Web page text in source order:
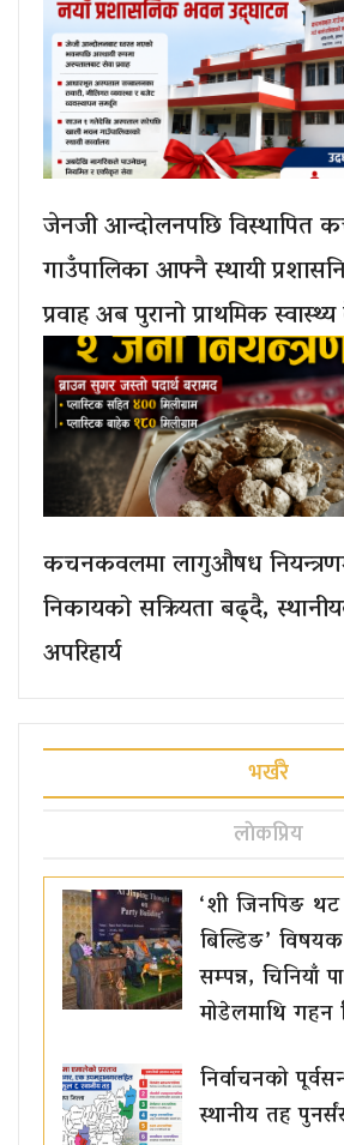
जेनजी आन्दोलनपछि
गाउँपालिका आफ्नै स्थायी
प्रवाह अब पुरानो प्राथमिक
कचनकवलमा लागुऔषध
निकायको सक्रियता बढ्दै,
अपरिहार्य
भर्खरै
लाेकप्रिय
‘शी जिनपिङ थट
बिल्डिङ’ विषयक
सम्पन्न, चिनियाँ
मोडेलमाथि गहन
निर्वाचनको
स्थानीय तह